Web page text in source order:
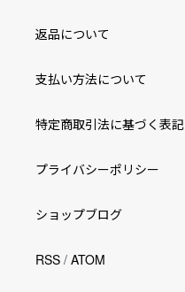
返品について
支払い方法について
特定商取引法に基づく表記
プライバシーポリシー
ショップブログ
RSS / ATOM